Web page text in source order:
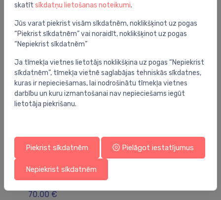
Jums varētu arī interesēt
radiators Ardesia 2 rindu, H-300, 3 sekcijas,
quartz dust F25
70.00 €
skatīt sīkdatņu lietošanas noteikumi.
Jūs varat piekrist visām sīkdatnēm, noklikšķinot uz pogas
“Piekrist sīkdatnēm” vai noraidīt, noklikšķinot uz pogas
“Nepiekrist sīkdatnēm”
Ja tīmekļa vietnes lietotājs noklikšķina uz pogas “Nepiekrist
sīkdatnēm”, tīmekļa vietnē saglabājas tehniskās sīkdatnes,
kuras ir nepieciešamas, lai nodrošinātu tīmekļa vietnes
darbību un kuru izmantošanai nav nepieciešams iegūt
lietotāja piekrišanu.
Piekrist sīkdatnēm Pielāgot iestatījumus
Nepiekrist sīkdatnēm